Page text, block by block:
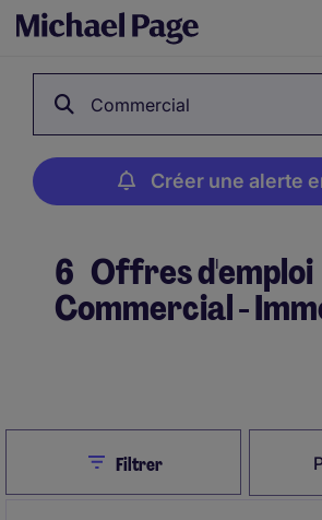
Commercial
Créer une alerte
6 Offres d'emploi
Commercial -
CloseFiltrer